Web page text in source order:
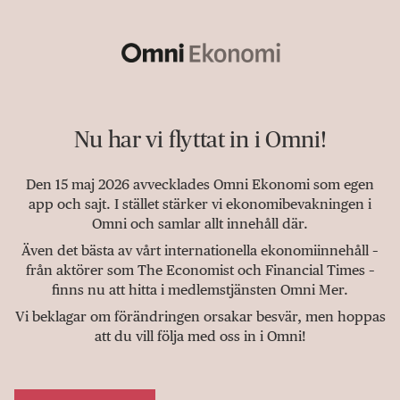
Nu har vi flyttat in i Omni!
Den 15 maj 2026 avvecklades Omni Ekonomi som egen
app och sajt. I stället stärker vi ekonomibevakningen i
Omni och samlar allt innehåll där.
Även det bästa av vårt internationella ekonomiinnehåll –
från aktörer som The Economist och Financial Times –
finns nu att hitta i medlemstjänsten Omni Mer.
Vi beklagar om förändringen orsakar besvär, men hoppas
att du vill följa med oss in i Omni!